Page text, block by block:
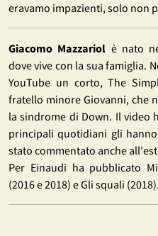
eravamo impazienti, solo non
Giacomo Mazzariol è nato
dove vive con la sua famiglia.
YouTube un corto, The
fratello minore Giovanni, che
la sindrome di Down. Il video
principali quotidiani gli
stato commentato anche
Per Einaudi ha pubblicato
(2016 e 2018) e Gli squali (2018).